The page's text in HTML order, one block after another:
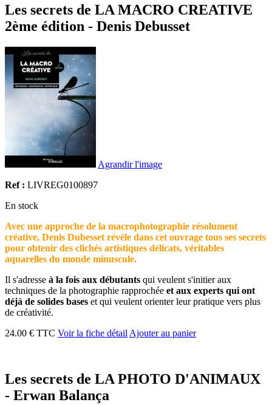
Les secrets de LA MACRO CREATIVE
2ème édition - Denis Debusset
Agrandir l'image
Ref : LIVREG0100897
En stock
Avec une approche de la macrophotographie résolument
créative, Denis Dubesset révèle dans cet ouvrage tous ses secrets
pour obtenir des clichés artistiques délicats, véri­tables
aquarelles du monde minuscule.
Il s'adresse à la fois aux débutants qui veulent s'initier aux
techniques de la photographie rapprochée et aux experts qui ont
déjà de solides bases et qui veulent orienter leur pratique vers plus
de créativité.
24.00 € TTC Voir la fiche détail Ajouter au panier
Les secrets de LA PHOTO D'ANIMAUX
- Erwan Balança